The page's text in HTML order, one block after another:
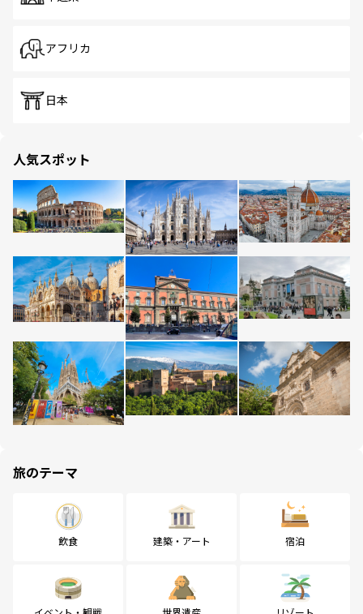
アフリカ
日本
人気スポット
旅のテーマ
飲食 建築・アート 宿泊